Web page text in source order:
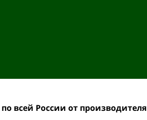
по всей России от производителя